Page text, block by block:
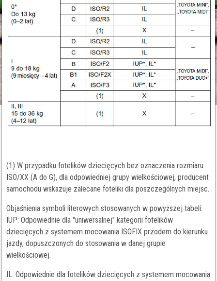
(1) W przypadku fotelików dziecięcych bez oznaczenia rozmiaru
ISO/XX (A do G), dla odpowiedniej grupy wielkościowej, producent
samochodu wskazuje zalecane foteliki dla poszczególnych miejsc.
Objaśnienia symboli literowych stosowanych w powyższej tabeli:
IUP: Odpowiednie dla "uniwersalnej" kategorii fotelików
dziecięcych z systemem mocowania ISOFIX przodem do kierunku
jazdy, dopuszczonych do stosowania w danej grupie
wielkościowej.
IL: Odpowiednie dla fotelików dziecięcych z systemem mocowania